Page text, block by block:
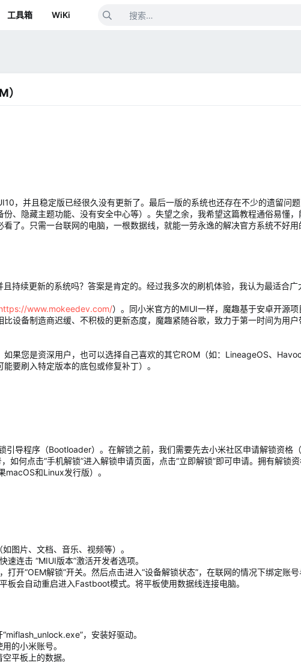
工具箱 WiKi
）
，并且稳定版已经很久没有更新了。最后一版的系统也还存在不少的遗留问
、隐藏主题功能、没有安全中心等）。失望之余，我希望这篇教程通俗易懂
了。只需一台联网的电脑，一根数据线，就能一劳永逸的解决官方系统不好用
持续更新的系统吗？答案是肯定的。经过我多次的刷机体验，我认为最适合广
www.mokeedev.com/）。同小米官方的MIUI一样，魔趣基于安卓开源
设备制造商迟缓、不积极的更新态度，魔趣紧随谷歌，致力于第一时间为用
如果您是资深用户，也可以选择自己喜欢的其它ROM（如：LineageOS、
要刷入特定版本的底包或修复补丁）。
引导程序（Bootloader）。在解锁之前，我们需要先去小米社区申请解锁资格（
如何点击“手机解锁”进入解锁申请页面，点击“立即解锁”即可申请。拥有解
和Linux发行版）。
图片、文档、音乐、视频等）。
速连击 “MIUI版本”激活开发者选项。
打开“OEM解锁”开关。然后点击进入“设备解锁状态”，在联网的情况下绑定账号
板会自动重启进入Fastboot模式。将平板使用数据线连接电脑。
，安装好驱动。
的小米账号。
平板上的数据。